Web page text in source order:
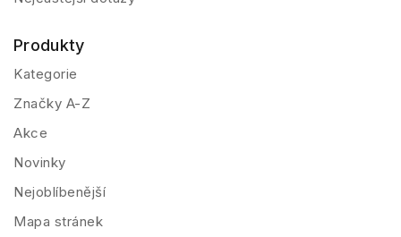
Produkty
Kategorie
Značky A-Z
Akce
Novinky
Nejoblíbenější
Mapa stránek